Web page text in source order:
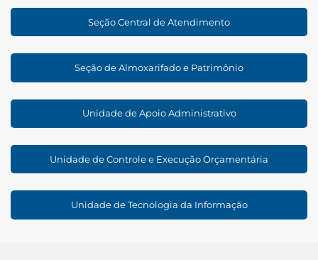
Seção Central de Atendimento
Seção de Almoxarifado e Patrimônio
Unidade de Apoio Administrativo
Unidade de Controle e Execução Orçamentária
Unidade de Tecnologia da Informação